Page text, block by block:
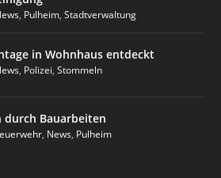
, Pulheim,Stadtverwaltung
in Wohnhaus entdeckt
, Polizei,Stommeln
durch Bauarbeiten
, News, Pulheim